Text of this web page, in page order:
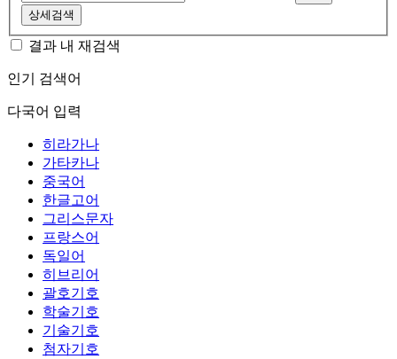
상세검색
결과 내 재검색
인기 검색어
다국어 입력
히라가나
가타카나
중국어
한글고어
그리스문자
프랑스어
독일어
히브리어
괄호기호
학술기호
기술기호
첨자기호